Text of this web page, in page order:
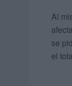
Al
se
el